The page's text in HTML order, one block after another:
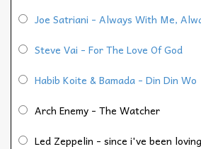
Joe Satriani - Always With Me,
Steve Vai - For The Love Of God
Habib Koite & Bamada - Din Din Wo
Arch Enemy - The Watcher
Led Zeppelin - since i've been